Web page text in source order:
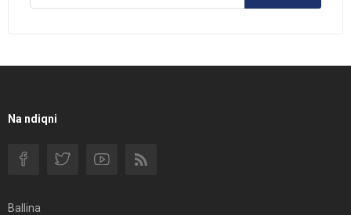
Na ndiqni
Ballina